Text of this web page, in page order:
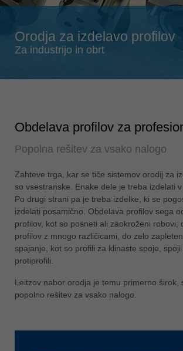
Singapore
Slovenija
slovenski
türkçe
USA
english
Việt Nam
tiếng việt
中国
ประเทศไทย
ไทย
Orodja za izdelavo profilov
Za industrijo in obrt
Obdelava profilov za
Popolna rešitev za vsako nalogo
Zahteve trga, kar se tiče sistemov orodij za
so vsestranske. Enake dele je treba izdelati v
Po drugi strani pa je treba izdelke, ki se
izdelati posamično. Obdelava profilov sega
profilov, kot so posneti ali zaokroženi robovi,
profilov z mnogo različicami, do zelo
spajanje, kot so profili za klinaste spoje,
protiprofili.
Leitzov nabor orodja je temu primerno širok,
popolno rešitev za vsako nalogo.